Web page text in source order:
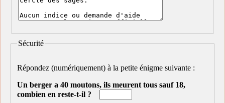
Sécurité
Répondez (numériquement) à la petite énigme suivante :
Un berger a 40 moutons, ils meurent tous sauf 18,
combien en reste-t-il ?